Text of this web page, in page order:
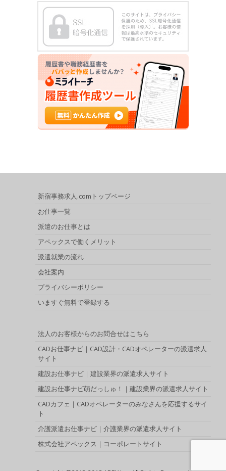
新宿事務求人.comトップページ
お仕事一覧
派遣のお仕事とは
アペックスで働くメリット
派遣就業の流れ
会社案内
プライバシーポリシー
いますぐ無料で登録する
法人のお客様からのお問合せはこちら
CADお仕事ナビ｜CAD設計・CADオペレーターの派遣求人
サイト
建設お仕事ナビ｜建設業界の派遣求人サイト
建設お仕事ナビ萌だっしゅ！｜建設業界の派遣求人サイト
CADカフェ｜CADオペレーターのみなさんを応援するサイ
ト
介護派遣お仕事ナビ｜介護業界の派遣求人サイト
株式会社アペックス｜コーポレートサイト